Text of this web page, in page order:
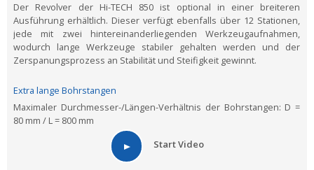
Der Revolver der Hi-TECH 850 ist optional in einer breiteren
Ausführung erhältlich. Dieser verfügt ebenfalls über 12 Stationen,
jede mit zwei hintereinanderliegenden Werkzeugaufnahmen,
wodurch lange Werkzeuge stabiler gehalten werden und der
Zerspanungsprozess an Stabilität und Steifigkeit gewinnt.
Extra lange Bohrstangen
Maximaler Durchmesser-/Längen-Verhältnis der Bohrstangen: D =
80 mm / L = 800 mm
Start Video